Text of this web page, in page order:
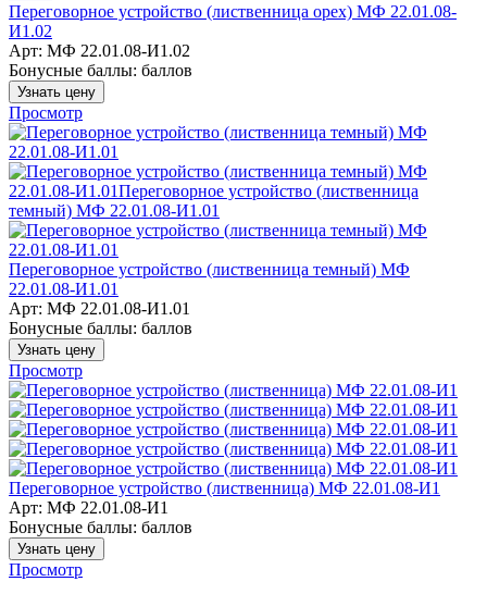
Переговорное устройство (лиственница орех) МФ 22.01.08-
И1.02
Арт: МФ 22.01.08-И1.02
Бонусные баллы: баллов
Узнать цену
Просмотр
Переговорное устройство (лиственница темный) МФ
22.01.08-И1.01
Арт: МФ 22.01.08-И1.01
Бонусные баллы: баллов
Узнать цену
Просмотр
Переговорное устройство (лиственница) МФ 22.01.08-И1
Арт: МФ 22.01.08-И1
Бонусные баллы: баллов
Узнать цену
Просмотр